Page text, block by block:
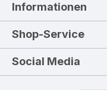
Informationen
Shop-Service
Social Media